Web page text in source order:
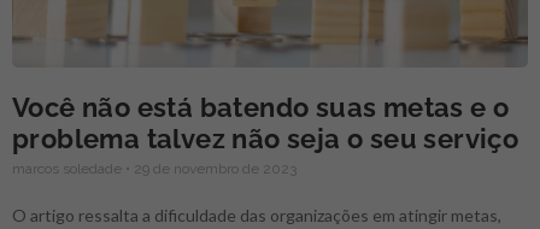
Você não está batendo suas metas e o
problema talvez não seja o seu serviço
marcos soledade 29 de novembro de 2023
O artigo ressalta a dificuldade das organizações em atingir metas,